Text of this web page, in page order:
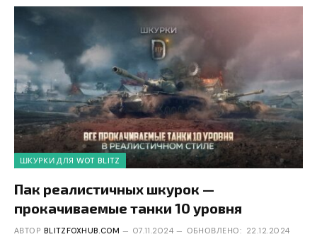
ШКУРКИ ДЛЯ WOT BLITZ
Пак реалистичных шкурок —
прокачиваемые танки 10 уровня
АВТОР BLITZFOXHUB.COM 07.11.2024 ОБНОВЛЕНО: 22.12.2024